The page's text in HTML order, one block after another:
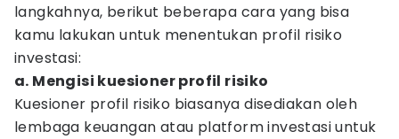
langkahnya, berikut beberapa cara yang bisa
kamu lakukan untuk menentukan profil risiko
investasi:
a. Mengisi kuesioner profil risiko
Kuesioner profil risiko biasanya disediakan oleh
lembaga keuangan atau platform investasi untuk